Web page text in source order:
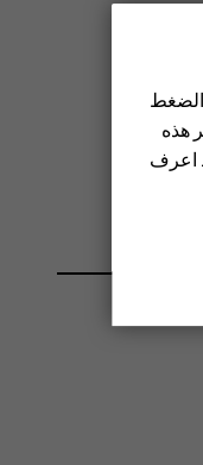
الضغط
هذه
اعرف